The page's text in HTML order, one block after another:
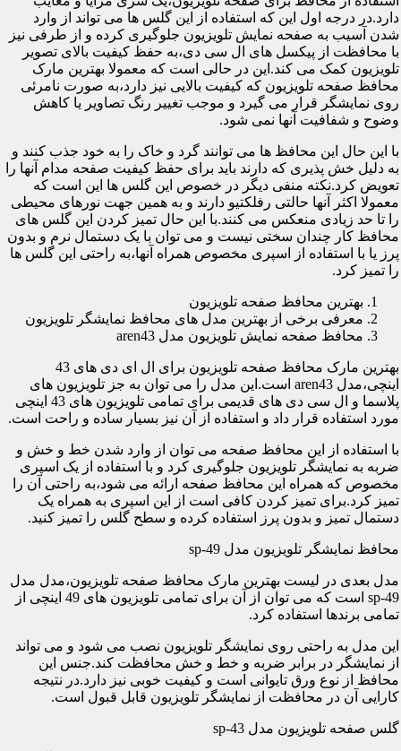
دارد.در درجه اول این که استفاده از این گلس ها می تواند از وارد
شدن آسیب به صفحه نمایش تلویزیون جلوگیری کرده و از طرفی نیز
با محافظت از پیکسل های ال سی دی،به حفظ کیفیت بالای تصویر
تلویزیون کمک می کند.این در حالی است که معمولا بهترین مارک
محافظ صفحه تلویزیون که کیفیت بالایی نیز دارد،به صورت نامرئی
روی نمایشگر قرار می گیرد و موجب تغییر رنگ تصاویر یا کاهش
وضوح و شفافیت آنها نمی شود.
با این حال این محافظ ها می توانند گرد و خاک را به خود جذب کنند و
به دلیل خش پذیری که دارند باید برای حفظ کیفیت صفحه مدام آنها را
تعویض کرد.نکته منفی دیگر در خصوص این گلس ها این است که
معمولا اکثر آنها حالتی رفلکتیو دارند و به همین جهت نورهای محیطی
را تا حد زیادی منعکس می کنند.با این حال تمیز کردن این گلس های
محافظ کار چندان سختی نیست و می توان با یک دستمال نرم و بدون
پرز یا با استفاده از اسپری مخصوص همراه آنها،به راحتی این گلس ها
را تمیز کرد.
بهترین محافظ صفحه تلویزیون
معرفی برخی از بهترین مدل های محافظ نمایشگر تلویزیون
محافظ صفحه نمایش تلویزیون مدل aren43
بهترین مارک محافظ صفحه تلویزیون برای ال ای دی های 43
اینچی،مدل aren43 است.این مدل را می توان به جز تلویزیون های
پلاسما و ال سی دی های قدیمی برای تمامی تلویزیون های 43 اینچی
مورد استفاده قرار داد و استفاده از آن نیز بسیار ساده و راحت است.
با استفاده از این محافظ صفحه می توان از وارد شدن خط و خش و
ضربه به نمایشگر تلویزیون جلوگیری کرد و با استفاده از یک اسپری
مخصوص که همراه این محافظ صفحه ارائه می شود،به راحتی آن را
تمیز کرد.برای تمیز کردن کافی است از این اسپری به همراه یک
دستمال تمیز و بدون پرز استفاده کرده و سطح گلس را تمیز کنید.
محافظ نمایشگر تلویزیون مدل sp-49
مدل بعدی در لیست بهترین مارک محافظ صفحه تلویزیون،مدل مدل
sp-49 است که می توان از آن برای تمامی تلویزیون های 49 اینچی از
تمامی برندها استفاده کرد.
این مدل به راحتی روی نمایشگر تلویزیون نصب می شود و می تواند
از نمایشگر در برابر ضربه و خط و خش محافظت کند.جنس این
محافظ از نوع ورق تایوانی است و کیفیت خوبی نیز دارد.در نتیجه
کارایی آن در محافظت از نمایشگر تلویزیون قابل قبول است.
گلس صفحه تلویزیون مدل sp-43